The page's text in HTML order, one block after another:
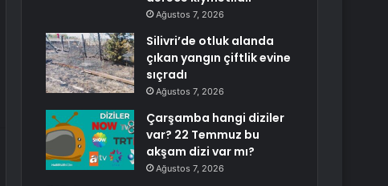
Ağustos 7, 2026
Silivri’de otluk alanda
çıkan yangın çiftlik evine
sıçradı
Ağustos 7, 2026
Çarşamba hangi diziler
var? 22 Temmuz bu
akşam dizi var mı?
Ağustos 7, 2026